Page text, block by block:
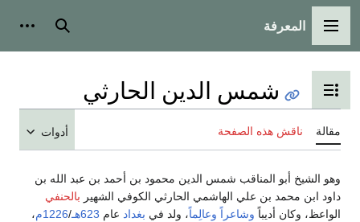
القائمة الرئيسية
المعرفة بحث
تبديل عرض جدول المحتويات
شمس الدين الحارثي
مقالة ناقش هذه الصفحة أدوات
وهو الشيخ أبو المناقب شمس الدين محمود بن أحمد بن عبد الله بن
داود ابن محمد بن علي الهاشمي الحارثي الكوفي الشهير بالحنفي
الواعظ، وكان أديباً وشاعراً وعالِماً، ولد في بغداد عام 623هـ /1226م
،